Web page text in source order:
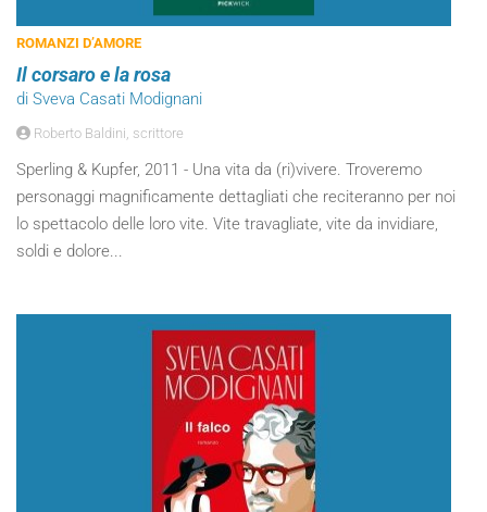
ROMANZI D’AMORE
Il corsaro e la rosa
di Sveva Casati Modignani
Roberto Baldini, scrittore
Sperling & Kupfer, 2011 - Una vita da (ri)vivere. Troveremo
personaggi magnificamente dettagliati che reciteranno per noi
lo spettacolo delle loro vite. Vite travagliate, vite da invidiare,
soldi e dolore...